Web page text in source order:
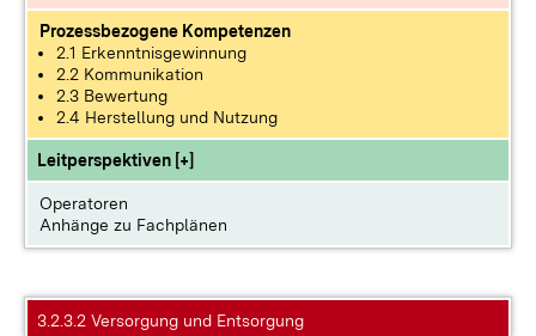
Prozessbezogene Kompetenzen
2.1 Erkenntnisgewinnung
2.2 Kommunikation
2.3 Bewertung
2.4 Herstellung und Nutzung
Leitperspektiven [+]
Operatoren
Anhänge zu Fachplänen
3.2.3.2 Versorgung und Entsorgung